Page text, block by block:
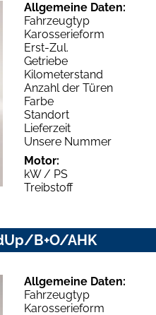
Allgemeine Daten:
Fahrzeugtyp
Karosserieform
Erst-Zul.
Getriebe
Kilometerstand
Anzahl der Türen
Farbe
Standort
Lieferzeit
Unsere Nummer
Motor:
kW / PS
Treibstoff
B+O/AHK
Allgemeine Daten:
Fahrzeugtyp
Karosserieform